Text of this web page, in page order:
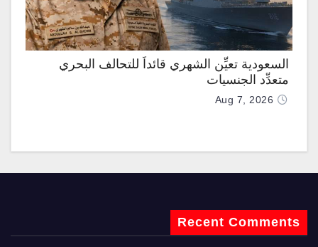
السعودية تعيِّن الشهري قائداً للتحالف البحري
متعدِّد الجنسيات
Aug 7, 2026
Recent Comments